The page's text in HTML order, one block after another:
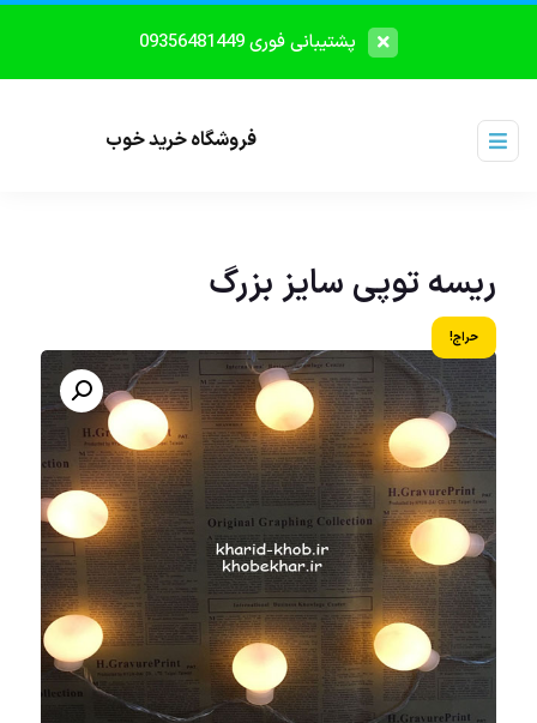
پشتیبانی فوری 09356481449
فروشگاه خرید خوب
ریسه توپی سایز بزرگ
حراج!